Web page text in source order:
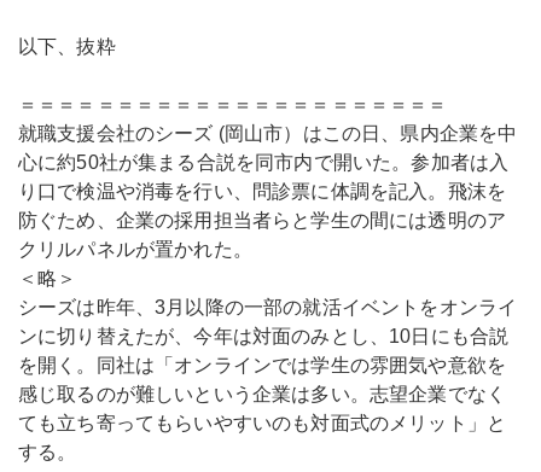
以下、抜粋
＝＝＝＝＝＝＝＝＝＝＝＝＝＝＝＝＝＝＝＝＝＝
就職支援会社のシーズ (岡山市）はこの日、県内企業を中
心に約50社が集まる合説を同市内で開いた。参加者は入
り口で検温や消毒を行い、問診票に体調を記入。飛沫を
防ぐため、企業の採用担当者らと学生の間には透明のア
クリルパネルが置かれた。
＜略＞
シーズは昨年、3月以降の一部の就活イベントをオンライ
ンに切り替えたが、今年は対面のみとし、10日にも合説
を開く。同社は「オンラインでは学生の雰囲気や意欲を
感じ取るのが難しいという企業は多い。志望企業でなく
ても立ち寄ってもらいやすいのも対面式のメリット」と
する。